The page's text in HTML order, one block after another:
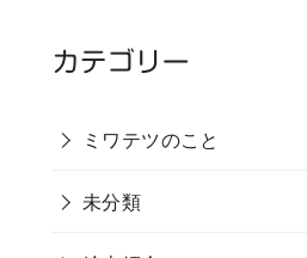
カテゴリー
ミワテツのこと
未分類